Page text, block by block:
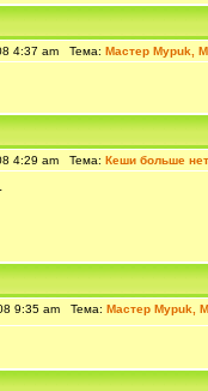
4:37 am Тема: Мастер Mypuk,
4:29 am Тема: Кеши больше
9:35 am Тема: Мастер Mypuk,